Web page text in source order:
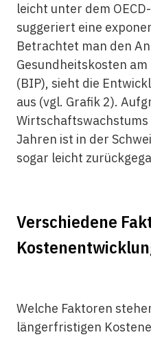
leicht unter dem
suggeriert eine
Betrachtet man den
Gesundheitskosten
(BIP), sieht die
aus (vgl. Grafik 2).
Wirtschaftswachstums
Jahren ist in der
sogar leicht
Verschiedene
Welche Faktoren
längerfristigen